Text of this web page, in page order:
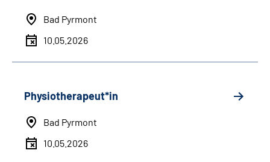
Bad Pyrmont
10.05.2026
Physiotherapeut*in
Bad Pyrmont
10.05.2026